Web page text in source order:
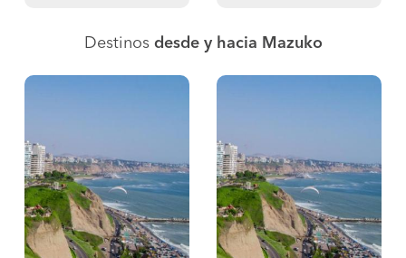
Destinos desde y hacia Mazuko